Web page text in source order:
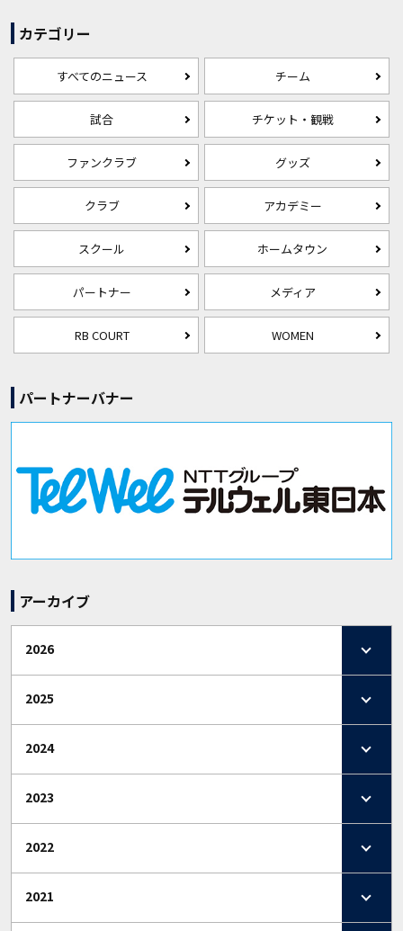
カテゴリー
すべてのニュース チーム
試合 チケット・観戦
ファンクラブ グッズ
クラブ アカデミー
スクール ホームタウン
パートナー メディア
RB COURT WOMEN
パートナーバナー
アーカイブ
2026
2025
2024
2023
2022
2021